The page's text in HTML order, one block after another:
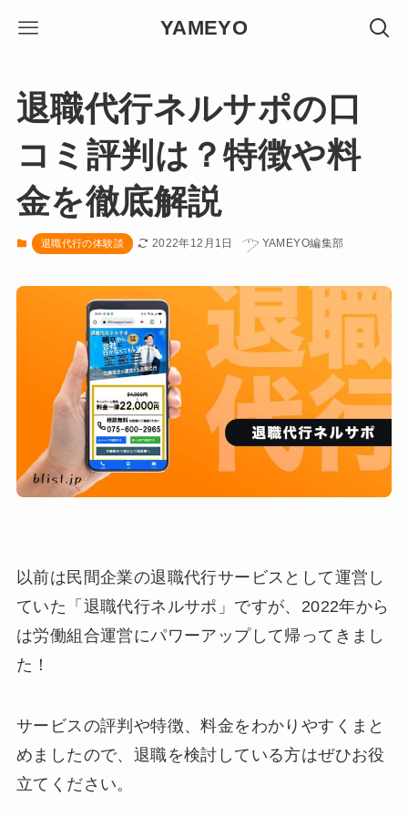
YAMEYO
退職代行ネルサポの口
コミ評判は？特徴や料
金を徹底解説
退職代行の体験談 2022年12月1日 YAMEYO編集部
以前は民間企業の退職代行サービスとして運営し
ていた「退職代行ネルサポ」ですが、2022年から
は労働組合運営にパワーアップして帰ってきまし
た！
サービスの評判や特徴、料金をわかりやすくまと
めましたので、退職を検討している方はぜひお役
立てください。